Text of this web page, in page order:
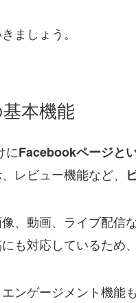
ましょう。
本機能
にFacebookページと
レビュー機能など、
、動画、ライブ配信
も対応しているため、
ンゲージメント機能